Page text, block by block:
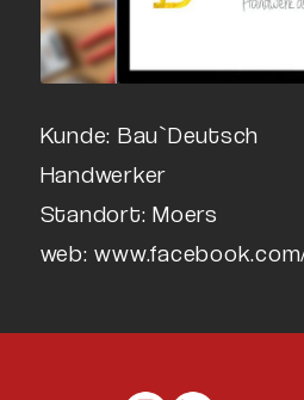
Kunde: Bau`Deutsch
Handwerker
Standort: Moers
web: